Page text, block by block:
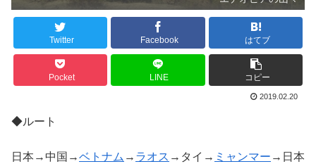
Twitter Facebook はてブ
Pocket LINE コピー
2019.02.20
◆ルート
日本→中国→ベトナム → ラオス →タイ→ ミャンマー →日本